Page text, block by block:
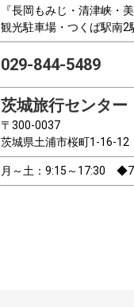
『長岡もみじ・清津峡
観光駐車場・つくば駅南2
029-844-5489
茨城旅行センター
〒300-0037
茨城県土浦市桜町1-16-12
月～土：9:15～17:30 ◆7